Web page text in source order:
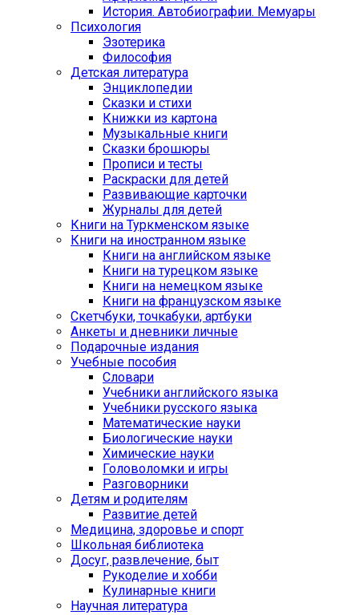
История. Автобиографии. Мемуары
Психология
Эзотерика
Философия
Детская литература
Энциклопедии
Сказки и стихи
Книжки из картона
Музыкальные книги
Сказки брошюры
Прописи и тесты
Раскраски для детей
Развивающие карточки
Журналы для детей
Книги на Туркменском языке
Книги на иностранном языке
Книги на английском языке
Книги на турецком языке
Книги на немецком языке
Книги на французском языке
Cкетчбуки, точкабуки, артбуки
Анкеты и дневники личные
Подарочные издания
Учебные пособия
Словари
Учебники английского языка
Учебники русского языка
Математические науки
Биологические науки
Химические науки
Головоломки и игры
Разговорники
Детям и родителям
Развитие детей
Медицина, здоровье и спорт
Школьная библиотека
Досуг, развлечение, быт
Рукоделие и хобби
Кулинарные книги
Научная литература